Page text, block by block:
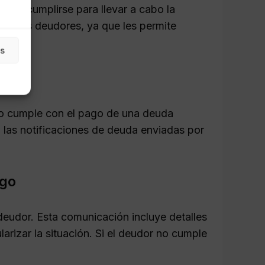
cumplirse para llevar a cabo la
los deudores, ya que les permite
cumple con el pago de una deuda
notificaciones de deuda enviadas por
Esta comunicación incluye detalles
la situación. Si el deudor no cumple